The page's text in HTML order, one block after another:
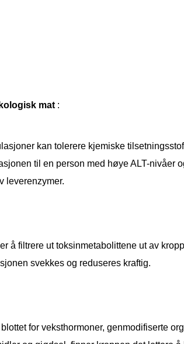
mat :
kan tolerere kjemiske
til en person med høye ALT-nivåer
leverenzymer.
å filtrere ut toksinmetabolittene ut av
svekkes og reduseres kraftig.
for veksthormoner, genmodifiserte